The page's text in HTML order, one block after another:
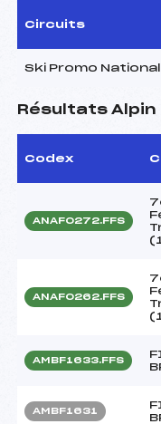
Circuits
Ski Promo
Résultats Alpin
Codex
ANAF0272.FFS
ANAF0262.FFS
AMBF1633.FFS
AMBF1631